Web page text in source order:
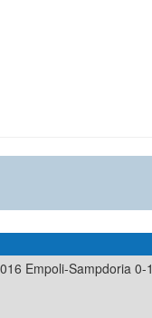
Empoli-Sampdoria 0-1